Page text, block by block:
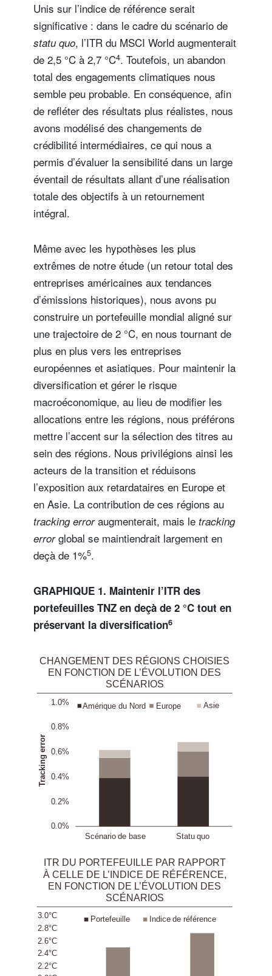
Unis sur l’indice de référence serait
significative : dans le cadre du scénario de
statu quo, l’ITR du MSCI World augmenterait
de 2,5 °C à 2,7 °C4. Toutefois, un abandon
total des engagements climatiques nous
semble peu probable. En conséquence, afin
de refléter des résultats plus réalistes, nous
avons modélisé des changements de
crédibilité intermédiaires, ce qui nous a
permis d’évaluer la sensibilité dans un large
éventail de résultats allant d’une réalisation
totale des objectifs à un retournement
intégral.
Même avec les hypothèses les plus
extrêmes de notre étude (un retour total des
entreprises américaines aux tendances
d’émissions historiques), nous avons pu
construire un portefeuille mondial aligné sur
une trajectoire de 2 °C, en nous tournant de
plus en plus vers les entreprises
européennes et asiatiques. Pour maintenir la
diversification et gérer le risque
macroéconomique, au lieu de modifier les
allocations entre les régions, nous préférons
mettre l’accent sur la sélection des titres au
sein des régions. Nous privilégions ainsi les
acteurs de la transition et réduisons
l’exposition aux retardataires en Europe et
en Asie. La contribution de ces régions au
tracking erroraugmenterait, mais le tracking
errorglobal se maintiendrait largement en
deçà de 1%5.
GRAPHIQUE 1. Maintenir l’ITR des
portefeuilles TNZ en deçà de 2 °C tout en
préservant la diversification6